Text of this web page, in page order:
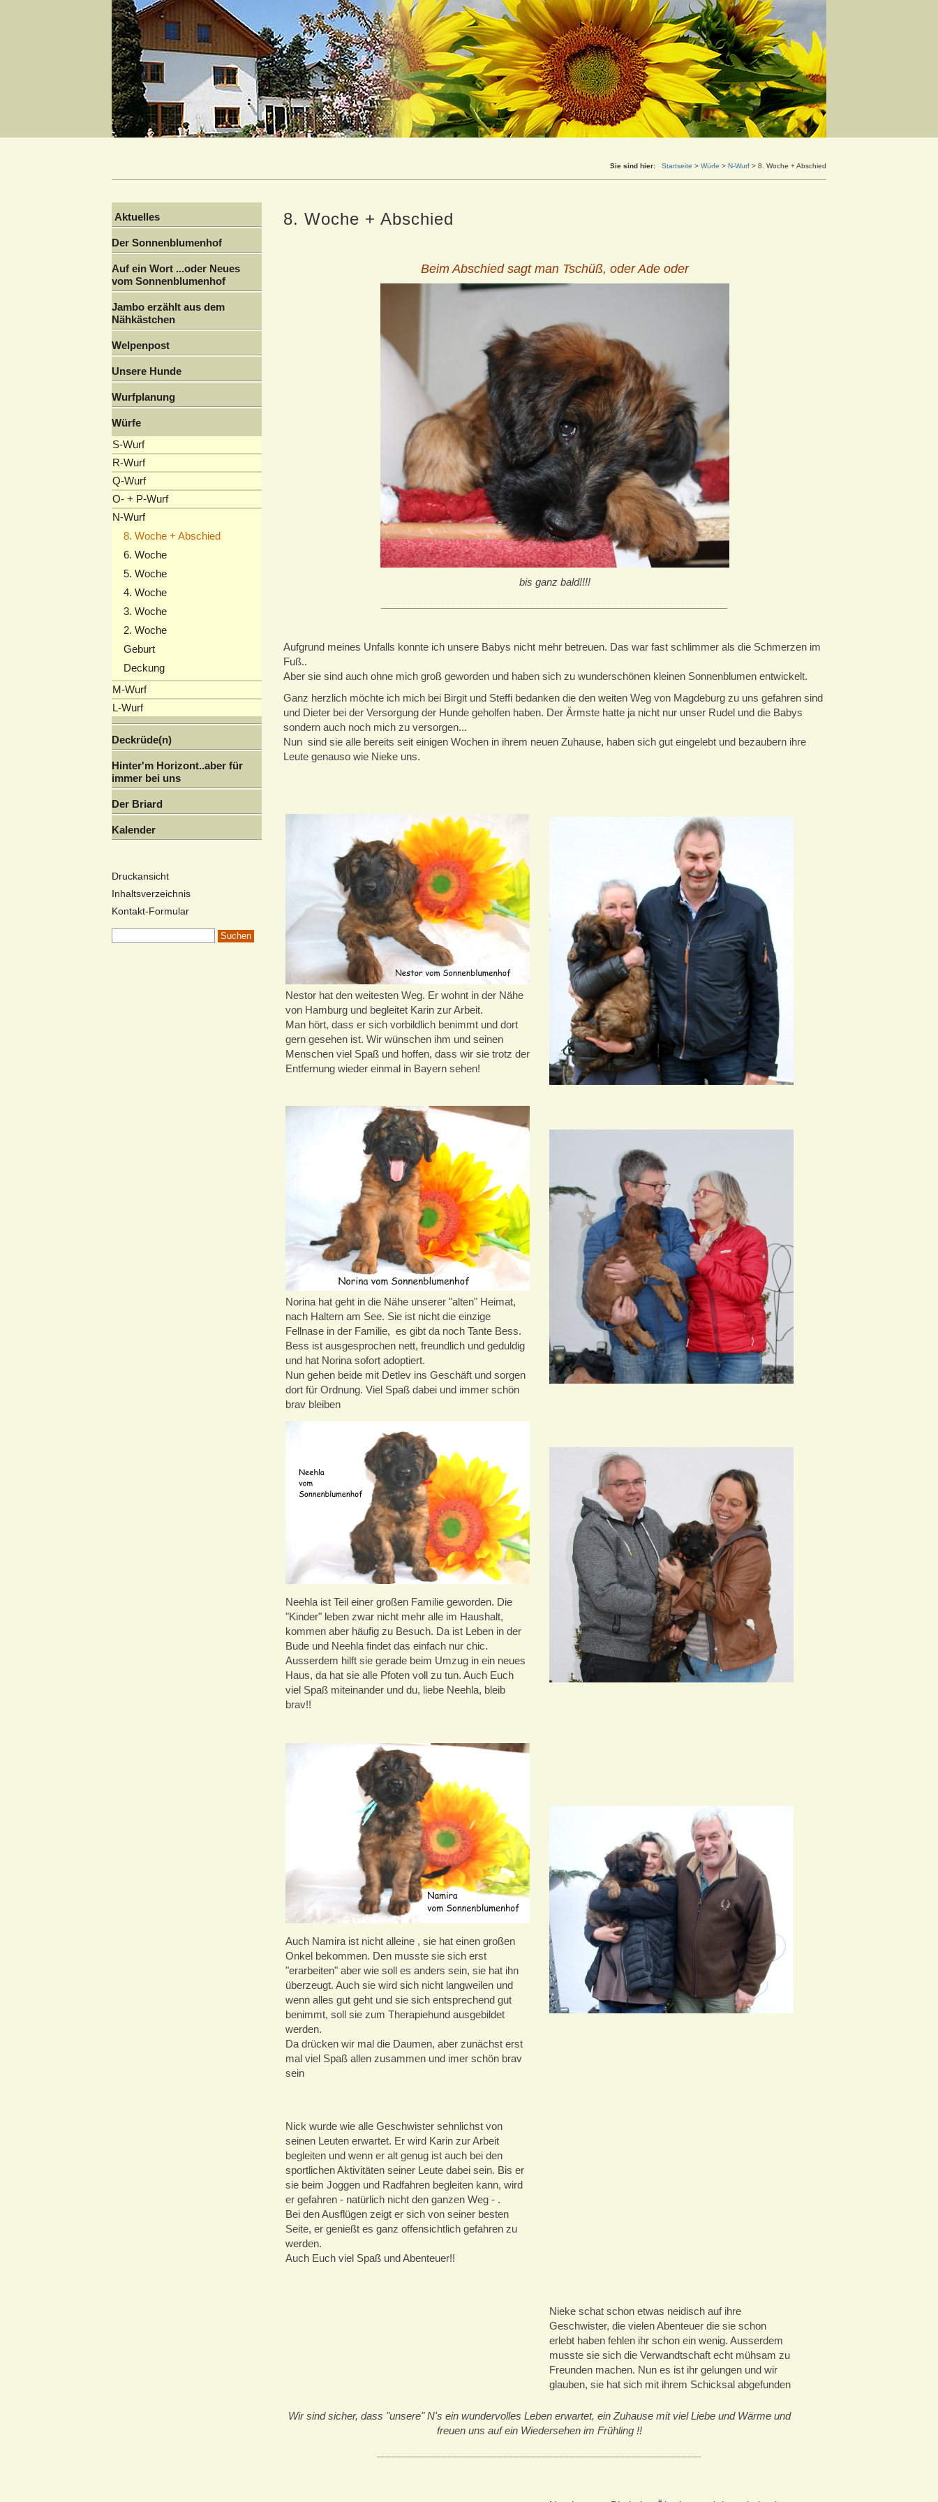
Sie sind hier: Startseite > Würfe > N-Wurf > 8. Woche + Abschied
8. Woche + Abschied
Beim Abschied sagt man Tschüß, oder Ade oder
bis ganz bald!!!!
Aufgrund meines Unfalls konnte ich unsere Babys nicht mehr betreuen. Das war fast schlimmer als die Schmerzen im
Fuß..
Aber sie sind auch ohne mich groß geworden und haben sich zu wunderschönen kleinen Sonnenblumen entwickelt.
Ganz herzlich möchte ich mich bei Birgit und Steffi bedanken die den weiten Weg von Magdeburg zu uns gefahren sind
und Dieter bei der Versorgung der Hunde geholfen haben. Der Ärmste hatte ja nicht nur unser Rudel und die Babys
sondern auch noch mich zu versorgen...
Nun sind sie alle bereits seit einigen Wochen in ihrem neuen Zuhause, haben sich gut eingelebt und bezaubern ihre
Leute genauso wie Nieke uns.
Nestor hat den weitesten Weg. Er wohnt in der Nähe
von Hamburg und begleitet Karin zur Arbeit.
Man hört, dass er sich vorbildlich benimmt und dort
gern gesehen ist. Wir wünschen ihm und seinen
Menschen viel Spaß und hoffen, dass wir sie trotz der
Entfernung wieder einmal in Bayern sehen!
Norina hat geht in die Nähe unserer "alten" Heimat,
nach Haltern am See. Sie ist nicht die einzige
Fellnase in der Familie, es gibt da noch Tante Bess.
Bess ist ausgesprochen nett, freundlich und geduldig
und hat Norina sofort adoptiert.
Nun gehen beide mit Detlev ins Geschäft und sorgen
dort für Ordnung. Viel Spaß dabei und immer schön
brav bleiben
Neehla ist Teil einer großen Familie geworden. Die
"Kinder" leben zwar nicht mehr alle im Haushalt,
kommen aber häufig zu Besuch. Da ist Leben in der
Bude und Neehla findet das einfach nur chic.
Ausserdem hilft sie gerade beim Umzug in ein neues
Haus, da hat sie alle Pfoten voll zu tun. Auch Euch
viel Spaß miteinander und du, liebe Neehla, bleib
brav!!
Auch Namira ist nicht alleine , sie hat einen großen
Onkel bekommen. Den musste sie sich erst
"erarbeiten" aber wie soll es anders sein, sie hat ihn
überzeugt. Auch sie wird sich nicht langweilen und
wenn alles gut geht und sie sich entsprechend gut
benimmt, soll sie zum Therapiehund ausgebildet
werden.
Da drücken wir mal die Daumen, aber zunächst erst
mal viel Spaß allen zusammen und imer schön brav
sein
Nick wurde wie alle Geschwister sehnlichst von
seinen Leuten erwartet. Er wird Karin zur Arbeit
begleiten und wenn er alt genug ist auch bei den
sportlichen Aktivitäten seiner Leute dabei sein. Bis er
sie beim Joggen und Radfahren begleiten kann, wird
er gefahren - natürlich nicht den ganzen Weg - .
Bei den Ausflügen zeigt er sich von seiner besten
Seite, er genießt es ganz offensichtlich gefahren zu
werden.
Auch Euch viel Spaß und Abenteuer!!
Nieke schat schon etwas neidisch auf ihre
Geschwister, die vielen Abenteuer die sie schon
erlebt haben fehlen ihr schon ein wenig. Ausserdem
musste sie sich die Verwandtschaft echt mühsam zu
Freunden machen. Nun es ist ihr gelungen und wir
glauben, sie hat sich mit ihrem Schicksal abgefunden
Wir sind sicher, dass "unsere" N's ein wundervolles Leben erwartet, ein Zuhause mit viel Liebe und Wärme und
freuen uns auf ein Wiedersehen im Frühling !!
Aktuelles
Der Sonnenblumenhof
Auf ein Wort ...oder Neues
vom Sonnenblumenhof
Jambo erzählt aus dem
Nähkästchen
Welpenpost
Unsere Hunde
Wurfplanung
Würfe
S-Wurf
R-Wurf
Q-Wurf
O- + P-Wurf
N-Wurf
8. Woche + Abschied
6. Woche
5. Woche
4. Woche
3. Woche
2. Woche
Geburt
Deckung
M-Wurf
L-Wurf
Deckrüde(n)
Hinter'm Horizont..aber für
immer bei uns
Der Briard
Kalender
Druckansicht
Inhaltsverzeichnis
Kontakt-Formular